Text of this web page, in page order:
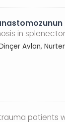
in
Avlan,